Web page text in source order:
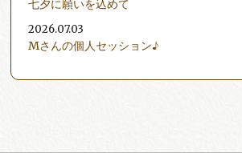
七夕に願いを込めて
2026.07.03
Mさんの個人セッション♪